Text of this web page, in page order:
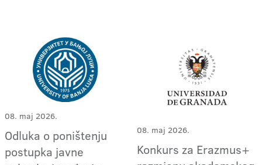
08. maj 2026.
Odluka o poništenju
postupka javne
08. maj 2026.
Konkurs za Erazmus+